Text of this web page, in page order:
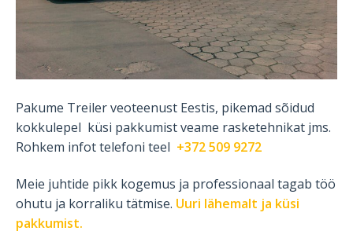
Pakume Treiler veoteenust Eestis, pikemad sõidud
kokkulepel küsi pakkumist veame rasketehnikat jms.
Rohkem infot telefoni teel +372 509 9272
Meie juhtide pikk kogemus ja professionaal tagab töö
ohutu ja korraliku tätmise. Uuri lähemalt ja küsi
pakkumist.